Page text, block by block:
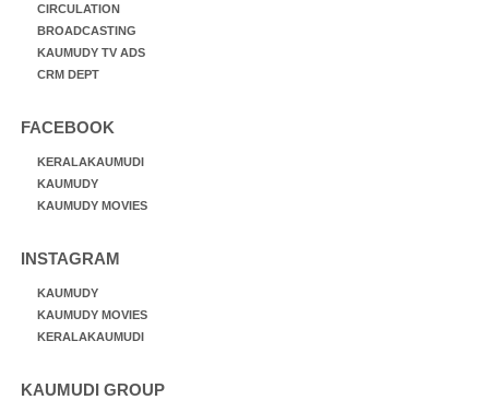
CIRCULATION
BROADCASTING
KAUMUDY TV ADS
CRM DEPT
FACEBOOK
KERALAKAUMUDI
KAUMUDY
KAUMUDY MOVIES
INSTAGRAM
KAUMUDY
KAUMUDY MOVIES
KERALAKAUMUDI
KAUMUDI GROUP